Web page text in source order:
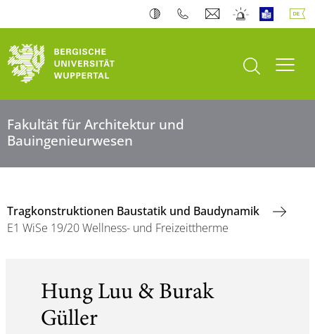
Suche öffnen
Fakultät für Architektur und
Bauingenieurwesen
Tragkonstruktionen Baustatik und Baudynamik
E1 WiSe 19/20 Wellness- und Freizeittherme
Hung Luu & Burak
Güller